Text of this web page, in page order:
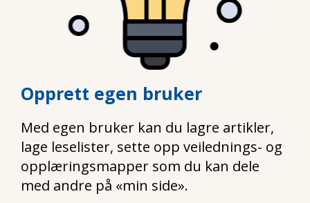
Opprett egen bruker
Med egen bruker kan du lagre artikler,
lage leselister, sette opp veilednings- og
opplæringsmapper som du kan dele
med andre på «min side».